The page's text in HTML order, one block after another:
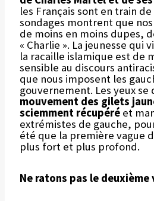
les Français sont en train de
sondages montrent que
de moins en moins dupes,
« Charlie ». La jeunesse qui
la racaille islamique est de
sensible au discours
que nous imposent les
gouvernement. Les yeux se
mouvement des gilets
sciemment récupéréet
extrémistes de gauche,
été que la première vague
plus fort et plus profond.
Ne ratons pas le deuxième